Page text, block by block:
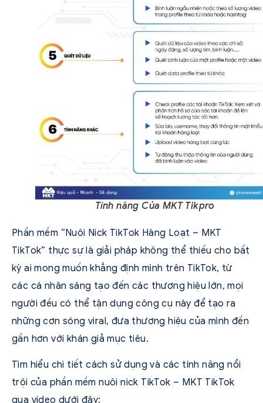
Tính năng Của MKT Tikpro
Phần mềm “Nuôi Nick TikTok Hàng Loạt – MKT
TikTok” thực sự là giải pháp không thể thiếu cho bất
kỳ ai mong muốn khẳng định mình trên TikTok, từ
các cá nhân sáng tạo đến các thương hiệu lớn, mọi
người đều có thể tận dụng công cụ này để tạo ra
những cơn sóng viral, đưa thương hiệu của mình đến
gần hơn với khán giả mục tiêu.
Tìm hiểu chi tiết cách sử dụng và các tính năng nổi
trội của phần mềm nuôi nick TikTok – MKT TikTok
qua video dưới đây: